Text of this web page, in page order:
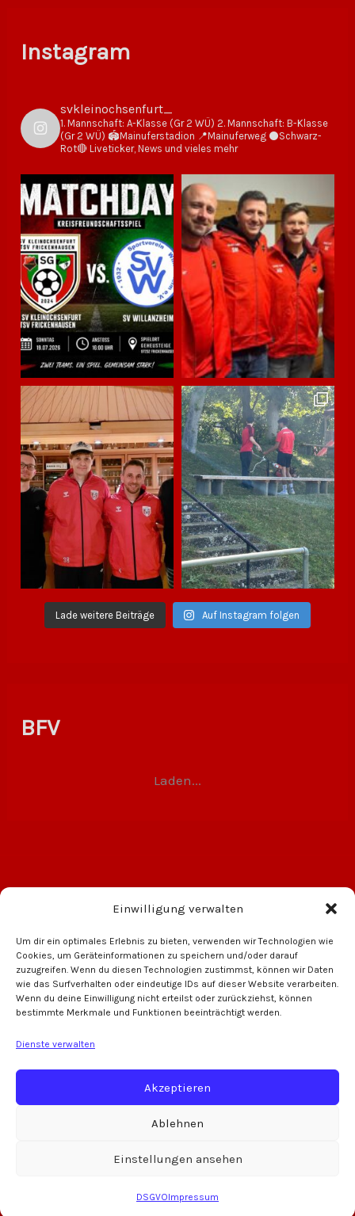
Einwilligung verwalten
Um dir ein optimales Erlebnis zu bieten, verwenden wir Technologien wie
Cookies, um Geräteinformationen zu speichern und/oder darauf
zuzugreifen. Wenn du diesen Technologien zustimmst, können wir Daten
wie das Surfverhalten oder eindeutige IDs auf dieser Website verarbeiten.
Wenn du deine Einwilligung nicht erteilst oder zurückziehst, können
bestimmte Merkmale und Funktionen beeinträchtigt werden.
Dienste verwalten
Akzeptieren
Ablehnen
Einstellungen ansehen
DSGVOImpressum
Instagram
svkleinochsenfurt_
1. Mannschaft: A-Klasse (Gr 2 WÜ) 2. Mannschaft: B-Klasse
(Gr 2 WÜ) 🏟Mainuferstadion 📍Mainuferweg ⚫️Schwarz-
Rot🔴 Liveticker, News und vieles mehr
Lade weitere Beiträge Auf Instagram folgen
BFV
Laden...
VW Auto Meyer